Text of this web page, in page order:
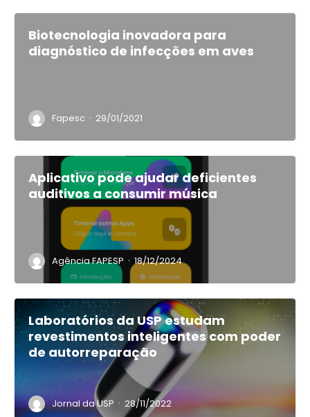
Biotecnologia inovadora para
diagnóstico de infecções em aves
Fapesc · 29/01/2021
Aplicativo pode ajudar deficientes
auditivos a consumir música
Agência FAPESP · 18/12/2024
Laboratórios da USP estudam
revestimentos inteligentes com poder
de autorreparação
Jornal da USP · 28/11/2022